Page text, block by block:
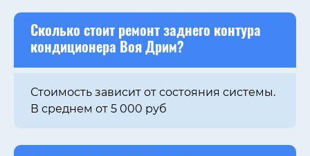
Сколько стоит ремонт заднего контура
кондиционера Воя Дрим?
Стоимость зависит от состояния системы.
В среднем от 5 000 руб